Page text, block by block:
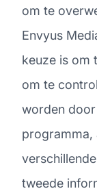
om te
Envyus
keuze is om
om te
worden
programma,
tweede